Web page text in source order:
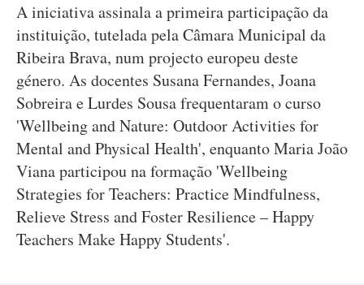
A iniciativa assinala a primeira participação da
instituição, tutelada pela Câmara Municipal da
Ribeira Brava, num projecto europeu deste
género. As docentes Susana Fernandes, Joana
Sobreira e Lurdes Sousa frequentaram o curso
'Wellbeing and Nature: Outdoor Activities for
Mental and Physical Health', enquanto Maria João
Viana participou na formação 'Wellbeing
Strategies for Teachers: Practice Mindfulness,
Relieve Stress and Foster Resilience – Happy
Teachers Make Happy Students'.